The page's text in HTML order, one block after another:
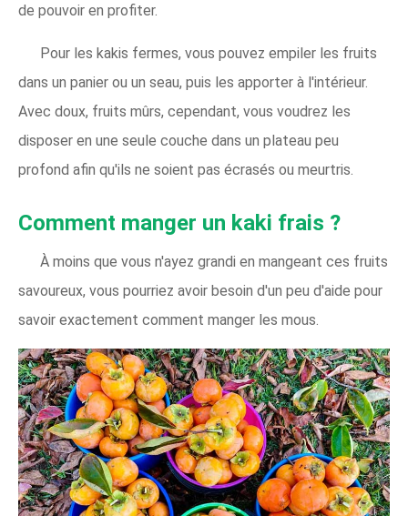
de pouvoir en profiter.
Pour les kakis fermes, vous pouvez empiler les fruits
dans un panier ou un seau, puis les apporter à l'intérieur.
Avec doux, fruits mûrs, cependant, vous voudrez les
disposer en une seule couche dans un plateau peu
profond afin qu'ils ne soient pas écrasés ou meurtris.
Comment manger un kaki frais ?
À moins que vous n'ayez grandi en mangeant ces fruits
savoureux, vous pourriez avoir besoin d'un peu d'aide pour
savoir exactement comment manger les mous.